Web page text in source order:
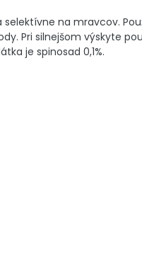
na mravcov.
Pri silnejšom výskyte
je spinosad 0,1%.